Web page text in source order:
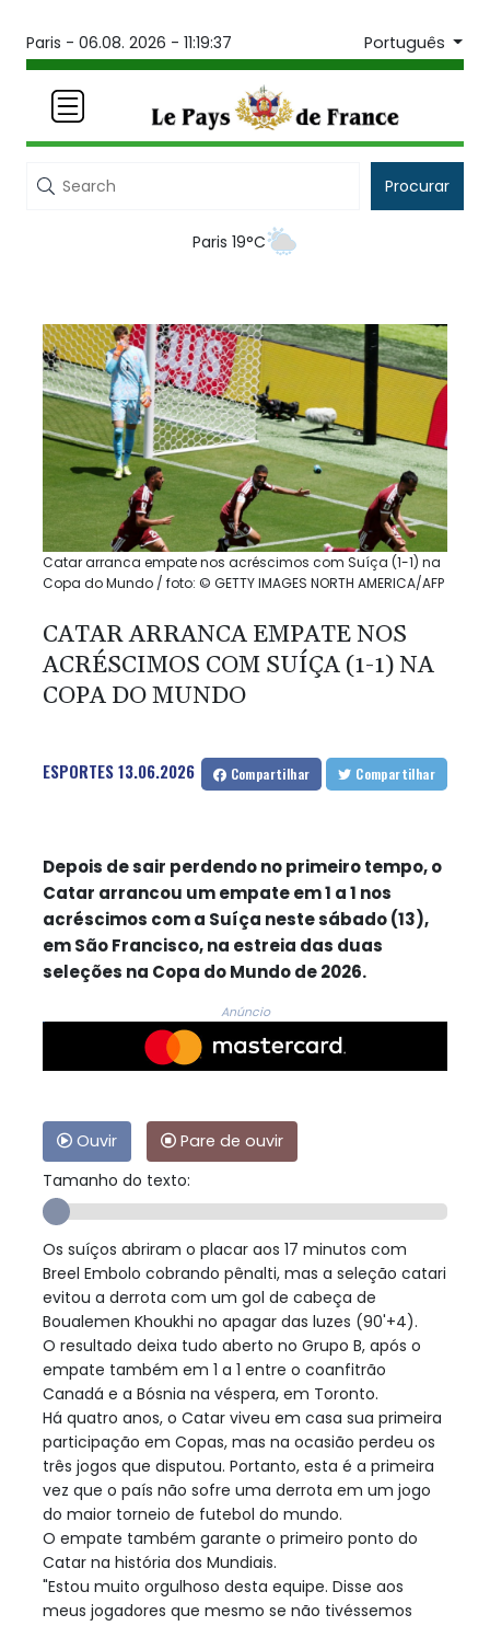
Paris - 06.08. 2026 - 11:19:37 Português
Procurar
Paris 19°C
Catar arranca empate nos acréscimos com Suíça (1-1) na
Copa do Mundo / foto: © GETTY IMAGES NORTH AMERICA/AFP
CATAR ARRANCA EMPATE NOS
ACRÉSCIMOS COM SUÍÇA (1-1) NA
COPA DO MUNDO
ESPORTES13.06.2026 Compartilhar Compartilhar
Depois de sair perdendo no primeiro tempo, o
Catar arrancou um empate em 1 a 1 nos
acréscimos com a Suíça neste sábado (13),
em São Francisco, na estreia das duas
seleções na Copa do Mundo de 2026.
Anúncio
Ouvir
Pare de ouvir
Tamanho do texto:
Os suíços abriram o placar aos 17 minutos com
Breel Embolo cobrando pênalti, mas a seleção catari
evitou a derrota com um gol de cabeça de
Boualemen Khoukhi no apagar das luzes (90'+4).
O resultado deixa tudo aberto no Grupo B, após o
empate também em 1 a 1 entre o coanfitrão
Canadá e a Bósnia na véspera, em Toronto.
Há quatro anos, o Catar viveu em casa sua primeira
participação em Copas, mas na ocasião perdeu os
três jogos que disputou. Portanto, esta é a primeira
vez que o país não sofre uma derrota em um jogo
do maior torneio de futebol do mundo.
O empate também garante o primeiro ponto do
Catar na história dos Mundiais.
"Estou muito orgulhoso desta equipe. Disse aos
meus jogadores que mesmo se não tivéssemos